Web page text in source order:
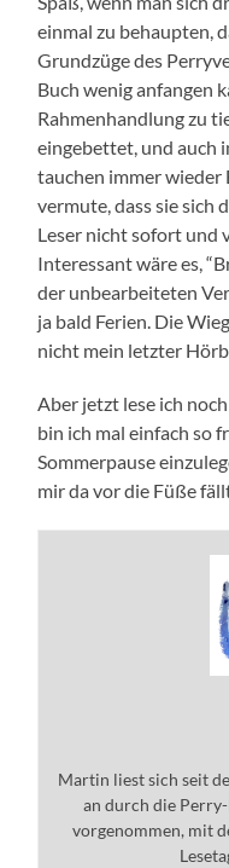
einmal zu behaupten,
Grundzüge des
Buch wenig anfangen
Rahmenhandlung zu
eingebettet, und auch
tauchen immer wieder
vermute, dass sie sich
Leser nicht sofort und
Interessant wäre es,
der unbearbeiteten
ja bald Ferien. Die
nicht mein letzter
Aber jetzt lese ich
bin ich mal einfach so
Sommerpause
mir da vor die Füße
Martin liest sich seit
an durch die
vorgenommen, mit